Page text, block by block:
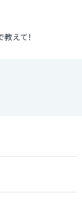
教えて!